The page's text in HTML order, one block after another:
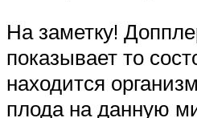
На заметку!
показывает то
находится
плода на данную